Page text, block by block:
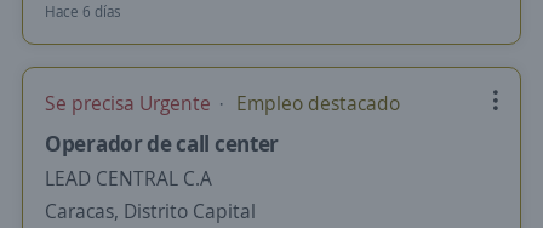
Hace 6 días
Se precisa Urgente Empleo destacado
Operador de call center
LEAD CENTRAL C.A
Caracas, Distrito Capital